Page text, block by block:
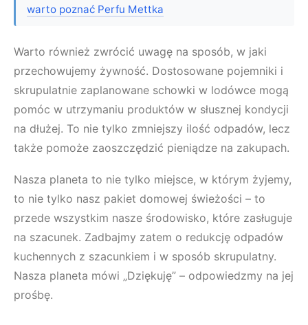
warto poznać Perfu Mettka
Warto również zwrócić uwagę na sposób, w jaki
przechowujemy żywność. Dostosowane pojemniki i
skrupulatnie zaplanowane schowki w lodówce mogą
pomóc w utrzymaniu produktów w słusznej kondycji
na dłużej. To nie tylko zmniejszy ilość odpadów, lecz
także pomoże zaoszczędzić pieniądze na zakupach.
Nasza planeta to nie tylko miejsce, w którym żyjemy,
to nie tylko nasz pakiet domowej świeżości – to
przede wszystkim nasze środowisko, które zasługuje
na szacunek. Zadbajmy zatem o redukcję odpadów
kuchennych z szacunkiem i w sposób skrupulatny.
Nasza planeta mówi „Dziękuję” – odpowiedzmy na jej
prośbę.